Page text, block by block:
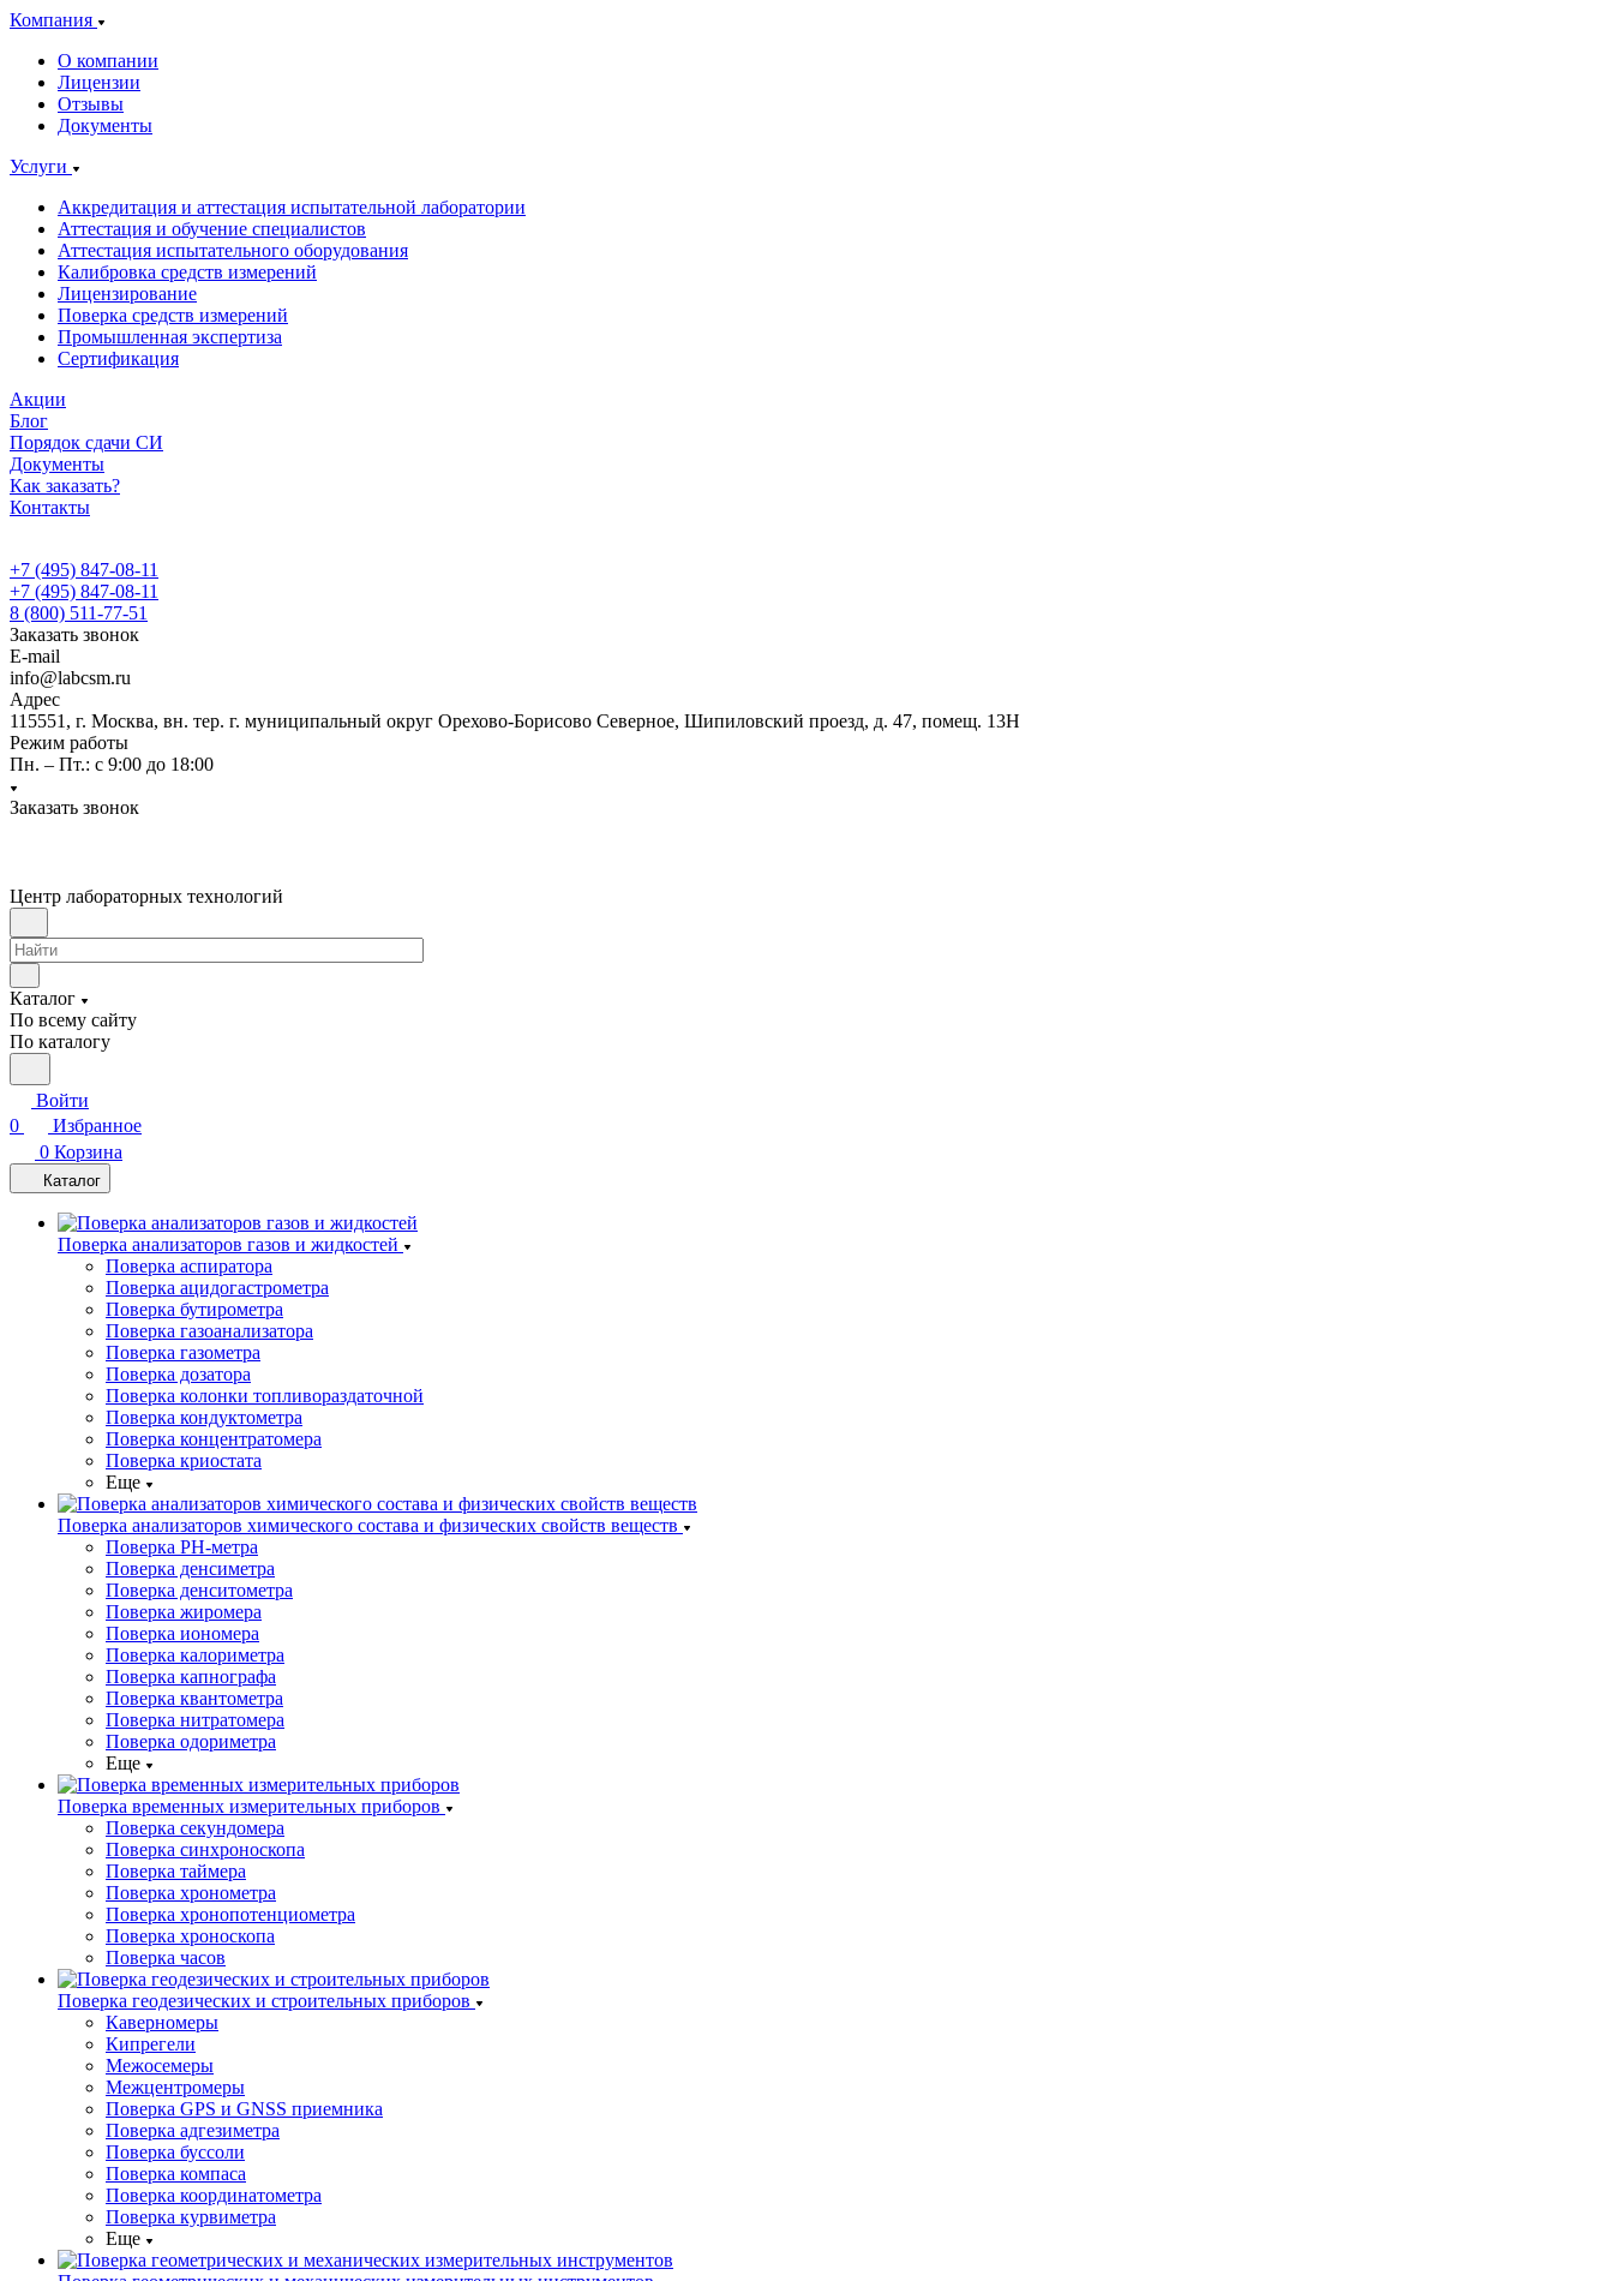
Компания
О компании
Лицензии
Отзывы
Документы
Услуги
Аккредитация и аттестация испытательной лаборатории
Аттестация и обучение специалистов
Аттестация испытательного оборудования
Калибровка средств измерений
Лицензирование
Поверка средств измерений
Промышленная экспертиза
Сертификация
Акции
Блог
Порядок сдачи СИ
Документы
Как заказать?
Контакты
+7 (495) 847-08-11
+7 (495) 847-08-11
8 (800) 511-77-51
Заказать звонок
E-mail
info@labcsm.ru
Адрес
115551, г. Москва, вн. тер. г. муниципальный округ Орехово-Борисово Северное, Шипиловский проезд, д. 47, помещ. 13Н
Режим работы
Пн. – Пт.: с 9:00 до 18:00
Заказать звонок
Центр лабораторных технологий
Каталог
По всему сайту
По каталогу
Войти
0
Избранное
0 Корзина
Каталог
Поверка анализаторов газов и жидкостей
Поверка аспиратора
Поверка ацидогастрометра
Поверка бутирометра
Поверка газоанализатора
Поверка газометра
Поверка дозатора
Поверка колонки топливораздаточной
Поверка кондуктометра
Поверка концентратомера
Поверка криостата
Еще
Поверка анализаторов химического состава и физических свойств веществ
Поверка PH-метра
Поверка денсиметра
Поверка денситометра
Поверка жиромера
Поверка иономера
Поверка калориметра
Поверка капнографа
Поверка квантометра
Поверка нитратомера
Поверка одориметра
Еще
Поверка временных измерительных приборов
Поверка секундомера
Поверка синхроноскопа
Поверка таймера
Поверка хронометра
Поверка хронопотенциометра
Поверка хроноскопа
Поверка часов
Поверка геодезических и строительных приборов
Каверномеры
Кипрегели
Межосемеры
Межцентромеры
Поверка GPS и GNSS приемника
Поверка адгезиметра
Поверка буссоли
Поверка компаса
Поверка координатометра
Поверка курвиметра
Еще